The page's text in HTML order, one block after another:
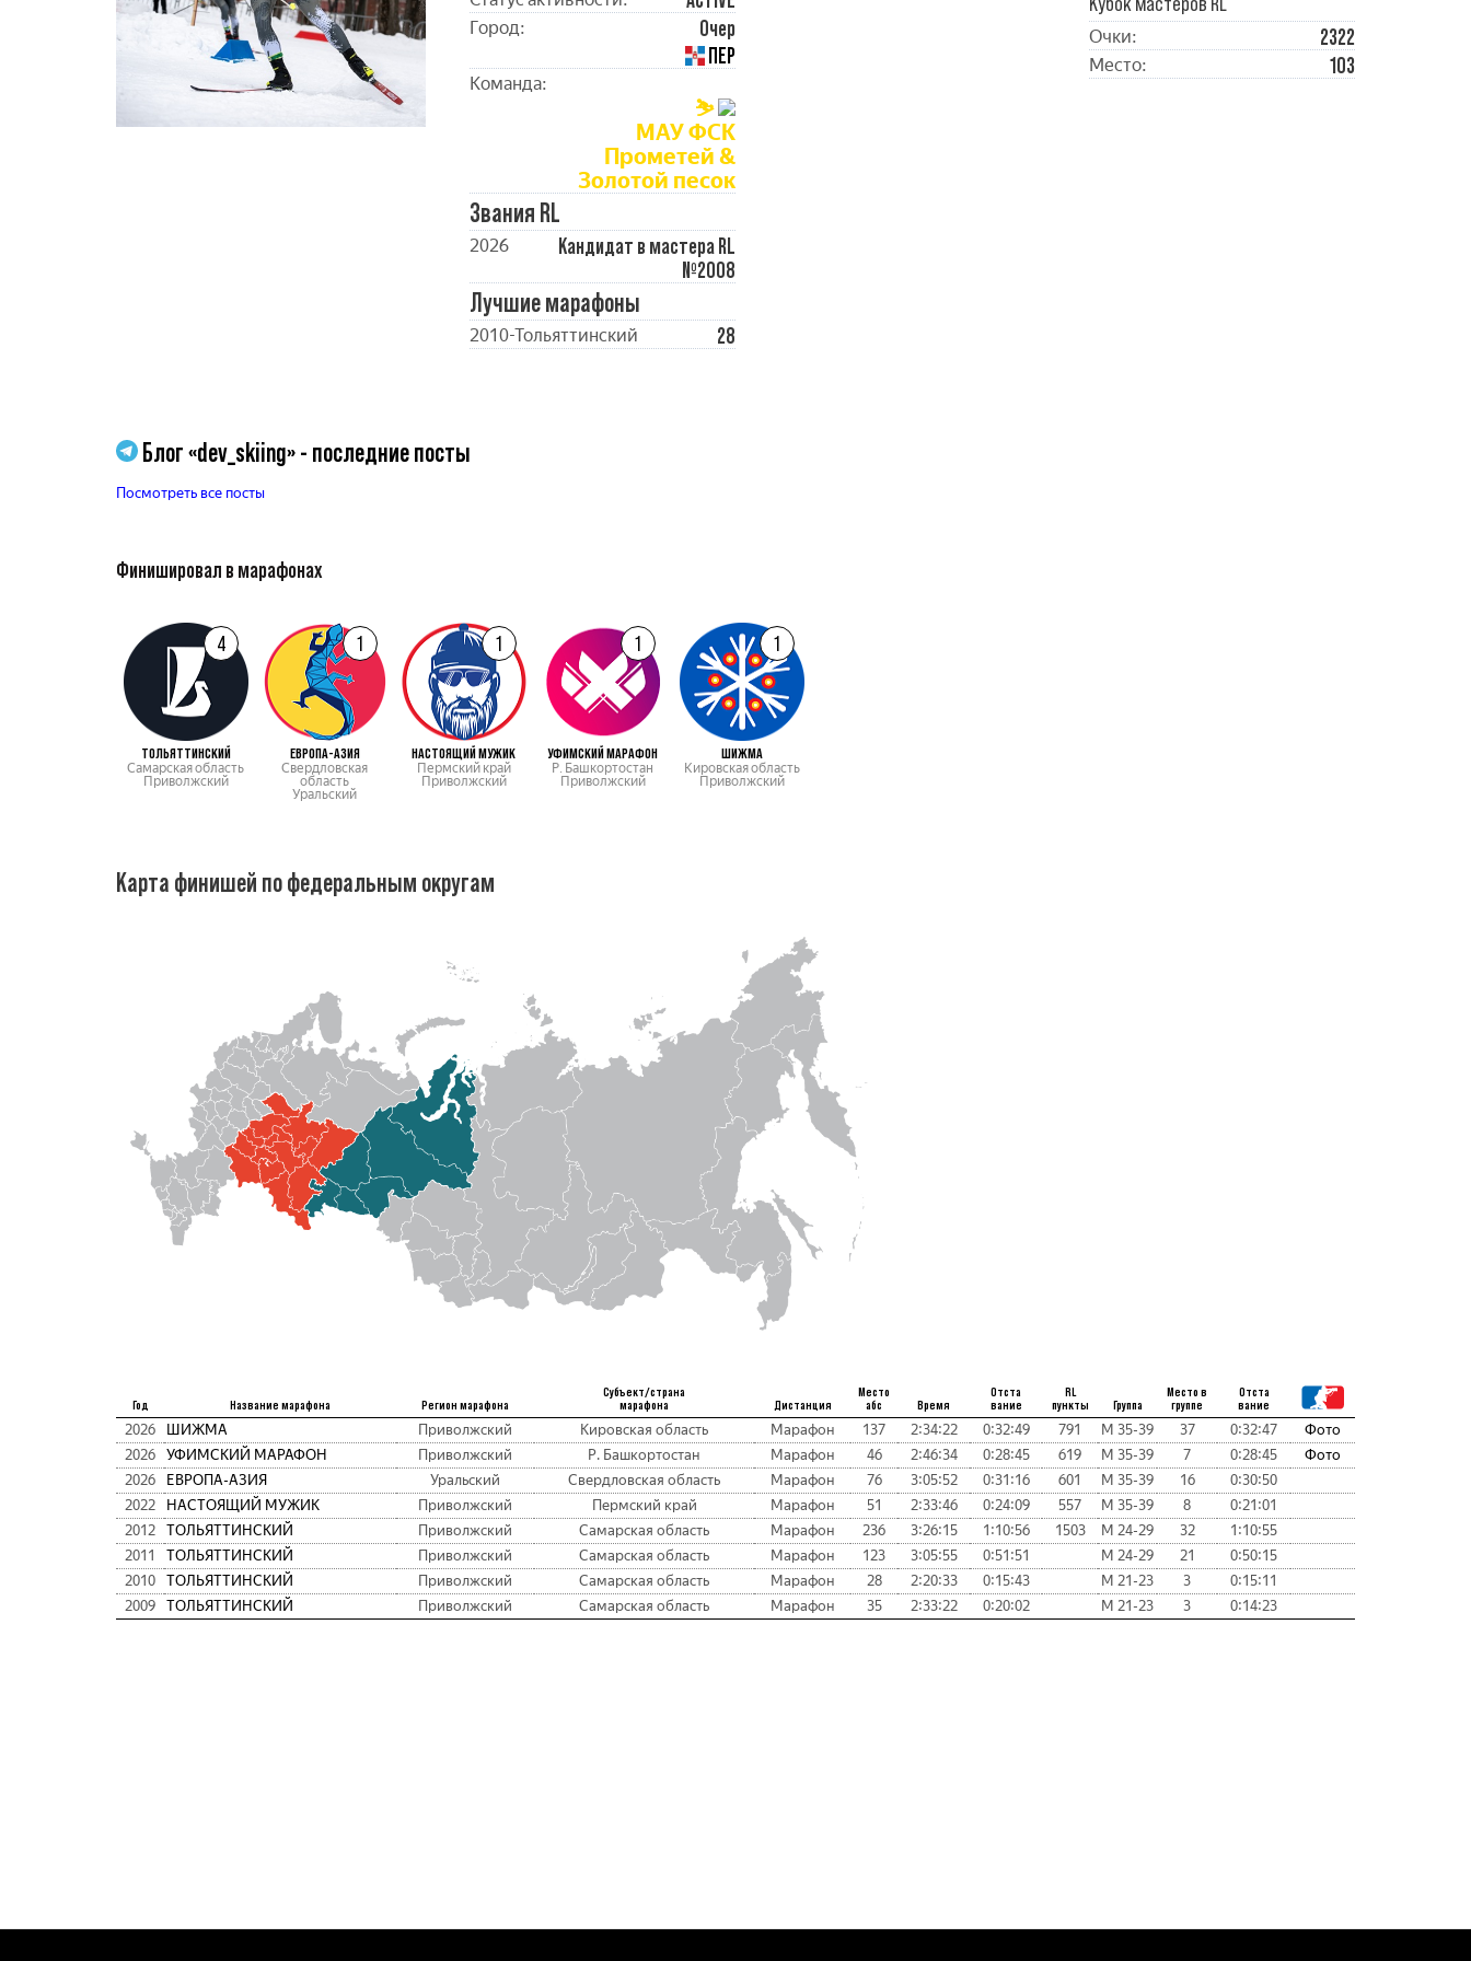
Город:
Очер
ПЕР
Команда:
⛷️
МАУ ФСК
Прометей &
Золотой песок
Звания RL
2026
Кандидат в мастера RL
№2008
Лучшие марафоны
2010-Тольяттинский 28
Очки: 2322
Место: 103
Блог «dev_skiing» - последние посты
Посмотреть все посты
Финишировал в марафонах
4
ТОЛЬЯТТИНСКИЙ
Самарская область
Приволжский
1
ЕВРОПА-АЗИЯ
Свердловская
область
Уральский
1
НАСТОЯЩИЙ МУЖИК
Пермский край
Приволжский
1
УФИМСКИЙ МАРАФОН
Р. Башкортостан
Приволжский
1
ШИЖМА
Кировская область
Приволжский
Карта финишей по федеральным округам
Год Название марафона Регион марафона
Субъект/страна
марафона
Дистанция
Место
абс
Время
Отста
вание
RL
пункты
Группа
Место в
группе
Отста
вание
2026 ШИЖМА Приволжский Кировская область Марафон 137 2:34:22 0:32:49 791 М 35-39 37 0:32:47
Фото
2026
УФИМСКИЙ МАРАФОН Приволжский Р. Башкортостан Марафон 46 2:46:34 0:28:45 619 М 35-39 7 0:28:45
Фото
2026
ЕВРОПА-АЗИЯ Уральский Свердловская область Марафон 76 3:05:52 0:31:16 601 М 35-39 16
0:30:50
2022
НАСТОЯЩИЙ МУЖИК Приволжский Пермский край Марафон 51 2:33:46 0:24:09 557 М 35-39 8
0:21:01
2012
ТОЛЬЯТТИНСКИЙ Приволжский Самарская область Марафон 236 3:26:15 1:10:56 1503 М 24-29 32
1:10:55
2011
ТОЛЬЯТТИНСКИЙ Приволжский Самарская область Марафон 123 3:05:55 0:51:51 М 24-29 21
0:50:15
2010
ТОЛЬЯТТИНСКИЙ Приволжский Самарская область Марафон 28 2:20:33 0:15:43 М 21-23 3
0:15:11
2009
ТОЛЬЯТТИНСКИЙ Приволжский Самарская область Марафон 35 2:33:22 0:20:02 М 21-23 3 0:14:23